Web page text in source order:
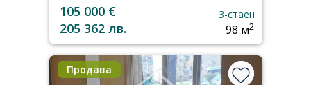
105 000 €
205 362 лв.
3-стаен
98 м2
Продава